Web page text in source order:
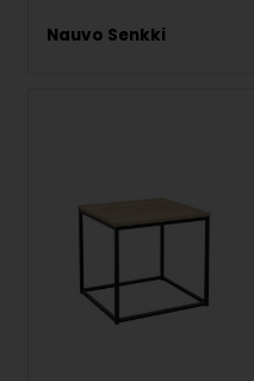
Nauvo Senkki